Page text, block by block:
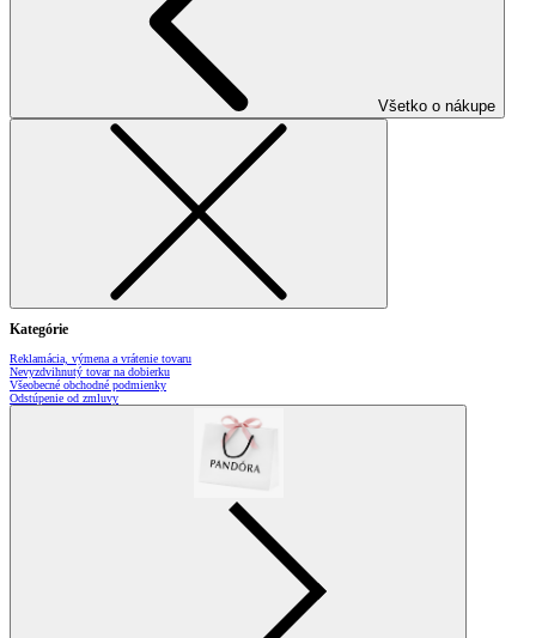
Všetko o nákupe
Kategórie
Reklamácia, výmena a vrátenie tovaru
Nevyzdvihnutý tovar na dobierku
Všeobecné obchodné podmienky
Odstúpenie od zmluvy